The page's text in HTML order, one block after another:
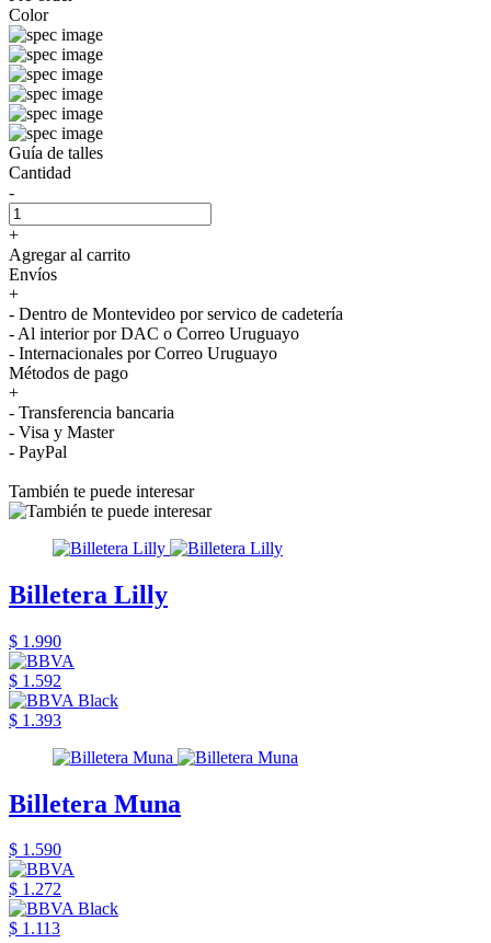
Color
Guía de talles
Cantidad
-
+
Agregar al carrito
Envíos
+
- Dentro de Montevideo por servico de cadetería
- Al interior por DAC o Correo Uruguayo
- Internacionales por Correo Uruguayo
Métodos de pago
+
- Transferencia bancaria
- Visa y Master
- PayPal
También te puede interesar
Billetera Lilly
$ 1.990
$ 1.592
$ 1.393
Billetera Muna
$ 1.590
$ 1.272
$ 1.113